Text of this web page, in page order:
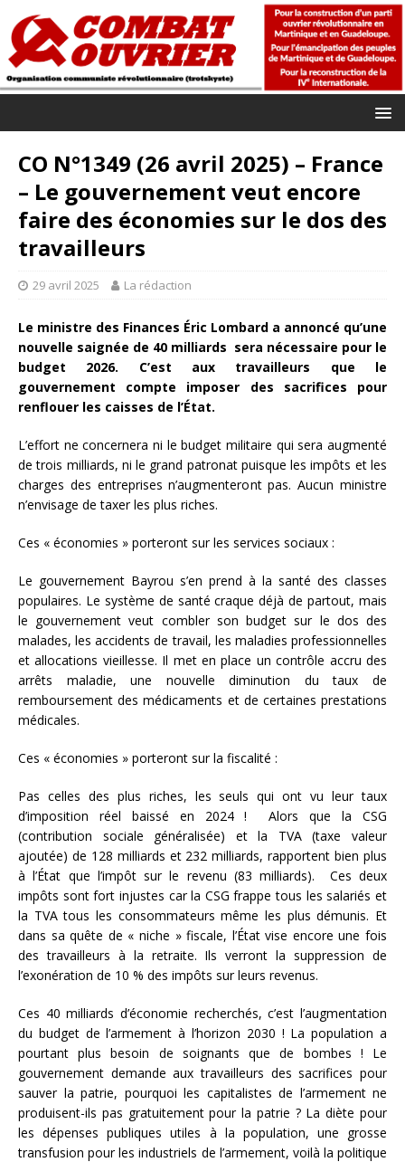
CO N°1349 (26 avril 2025) – France
– Le gouvernement veut encore
faire des économies sur le dos des
travailleurs
29 avril 2025 La rédaction
Le ministre des Finances Éric Lombard a annoncé qu’une
nouvelle saignée de 40 milliards sera nécessaire pour le
budget 2026. C’est aux travailleurs que le
gouvernement compte imposer des sacrifices pour
renflouer les caisses de l’État.
L’effort ne concernera ni le budget militaire qui sera augmenté
de trois milliards, ni le grand patronat puisque les impôts et les
charges des entreprises n’augmenteront pas. Aucun ministre
n’envisage de taxer les plus riches.
Ces « économies » porteront sur les services sociaux :
Le gouvernement Bayrou s’en prend à la santé des classes
populaires. Le système de santé craque déjà de partout, mais
le gouvernement veut combler son budget sur le dos des
malades, les accidents de travail, les maladies professionnelles
et allocations vieillesse. Il met en place un contrôle accru des
arrêts maladie, une nouvelle diminution du taux de
remboursement des médicaments et de certaines prestations
médicales.
Ces « économies » porteront sur la fiscalité :
Pas celles des plus riches, les seuls qui ont vu leur taux
d’imposition réel baissé en 2024 ! Alors que la CSG
(contribution sociale généralisée) et la TVA (taxe valeur
ajoutée) de 128 milliards et 232 milliards, rapportent bien plus
à l’État que l’impôt sur le revenu (83 milliards). Ces deux
impôts sont fort injustes car la CSG frappe tous les salariés et
la TVA tous les consommateurs même les plus démunis. Et
dans sa quête de « niche » fiscale, l’État vise encore une fois
des travailleurs à la retraite. Ils verront la suppression de
l’exonération de 10 % des impôts sur leurs revenus.
Ces 40 milliards d’économie recherchés, c’est l’augmentation
du budget de l’armement à l’horizon 2030 ! La population a
pourtant plus besoin de soignants que de bombes ! Le
gouvernement demande aux travailleurs des sacrifices pour
sauver la patrie, pourquoi les capitalistes de l’armement ne
produisent-ils pas gratuitement pour la patrie ? La diète pour
les dépenses publiques utiles à la population, une grosse
transfusion pour les industriels de l’armement, voilà la politique